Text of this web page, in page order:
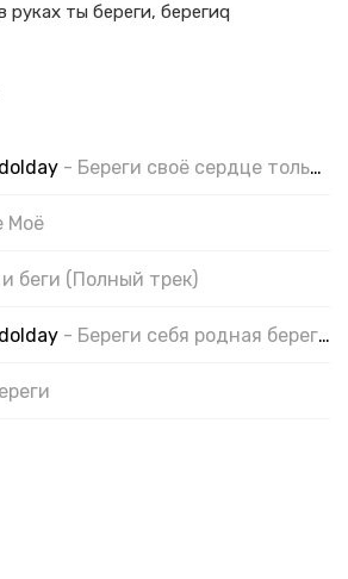
руках ты береги, берегиq
- Береги своё сердце только для меня
Моё
беги (Полный трек)
- Береги себя родная береги себя